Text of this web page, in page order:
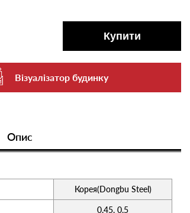
Купити
Візуалізатор будинку
Опис
Корея(Dongbu Steel)
0,45, 0,5